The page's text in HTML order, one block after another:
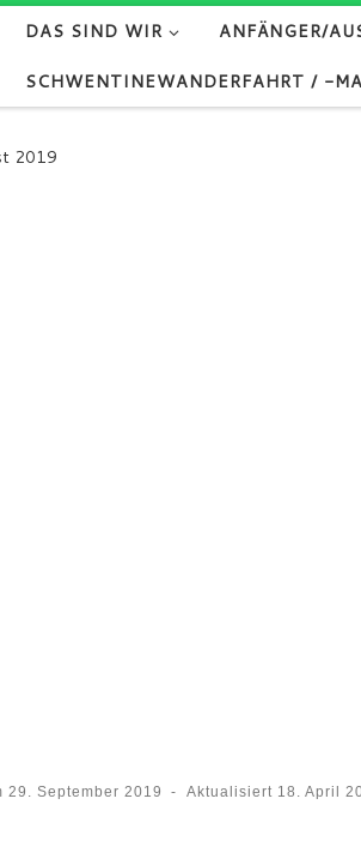
DAS SIND WIR ANFÄNGER/
SCHWENTINEWANDERFAHRT / -
2019
29. September 2019 - Aktualisiert 18. April